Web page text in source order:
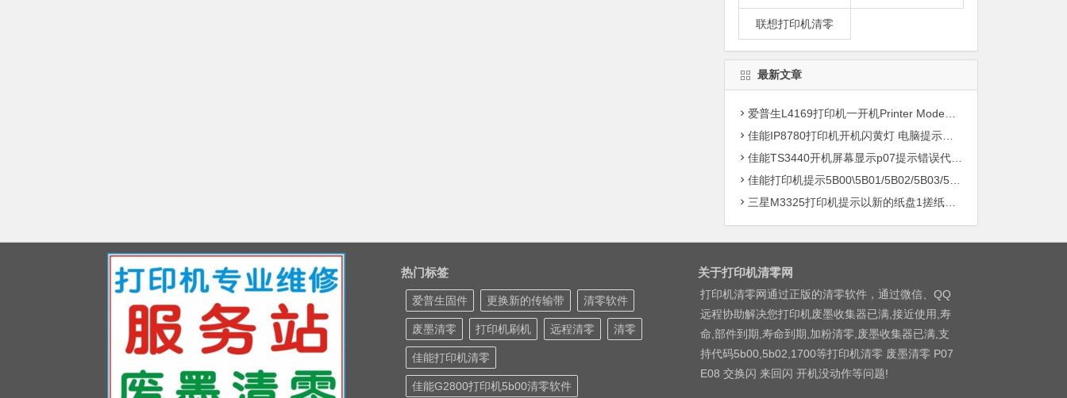
联想打印机清零
最新文章
爱普生L4169打印机一开机Printer Mode故障主板维修
佳能IP8780打印机开机闪黄灯 电脑提示错误5B00快速解决方案清零
佳能TS3440开机屏幕显示p07提示错误代码5B00快速解决方案 清零
佳能打印机提示5B00\5B01/5B02/5B03/5B04/5B11/5B12/5B13/5B14/1700/1702/1703/1704
三星M3325打印机提示以新的纸盘1搓纸轮进行更换
热门标签
爱普生固件 更换新的传输带 清零软件
废墨清零 打印机刷机 远程清零 清零
佳能打印机清零
佳能G2800打印机5b00清零软件
关于打印机清零网
打印机清零网通过正版的清零软件，通过微信、QQ
远程协助解决您打印机废墨收集器已满,接近使用,寿
命,部件到期,寿命到期,加粉清零,废墨收集器已满,支
持代码5b00,5b02,1700等打印机清零 废墨清零 P07
E08 交换闪 来回闪 开机没动作等问题!